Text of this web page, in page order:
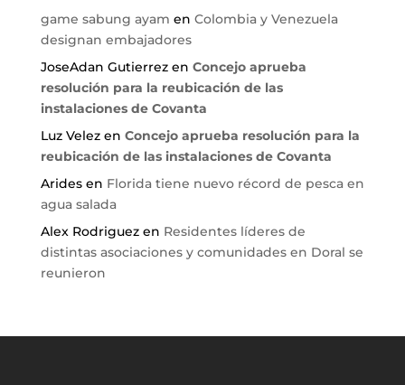
game sabung ayam en Colombia y Venezuela
designan embajadores
JoseAdan Gutierrezen Concejo aprueba
resolución para la reubicación de las
instalaciones de Covanta
Luz Velezen Concejo aprueba resolución para la
reubicación de las instalaciones de Covanta
Aridesen Florida tiene nuevo récord de pesca en
agua salada
Alex Rodriguezen Residentes líderes de
distintas asociaciones y comunidades en Doral se
reunieron